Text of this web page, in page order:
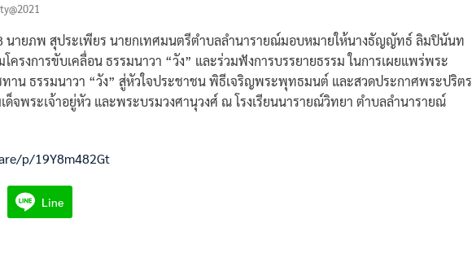
ายภพ สุประเพียร นายกเทศมนตรีตำบลลำนารายณ์มอบหมายให้นางธัญญัทธ์ ลิมปินันท
ครงการขับเคลื่อน ธรรมนาวา “วัง” และร่วมฟังการบรรยายธรรม ในการเผยแพร่พระ
าน ธรรมนาวา “วัง” สู่หัวใจประชาชน พิธีเจริญพระพุทธมนต์ และสวดประกาศพระปริตร
จพระเจ้าอยู่หัว และพระบรมวงศานุวงศ์ ณ โรงเรียนนารายณ์วิทยา ตำบลลำนารายณ์
p/19Y8m482Gt
Line